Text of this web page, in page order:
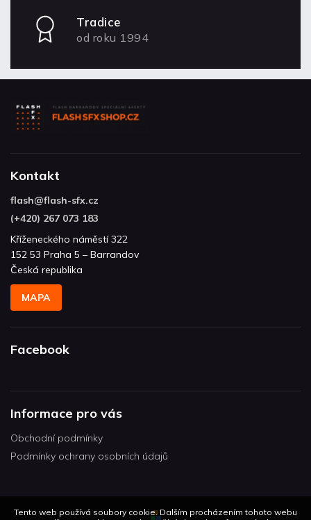
Tento web používá soubory cookie. Dalším procházením tohoto webu
Tradice
od roku 1994
Kontakt
flash@flash-sfx.cz
(+420) 267 073 183
Kříženeckého náměstí 322
152 53 Praha 5 – Barrandov
Česká republika
MAPA
Facebook
Informace pro vás
Obchodní podmínky
Podmínky ochrany osobních údajů